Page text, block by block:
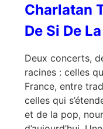
Charlatan
De Si De La
Deux concerts,
racines : celles
France, entre
celles qui
et de la pop,